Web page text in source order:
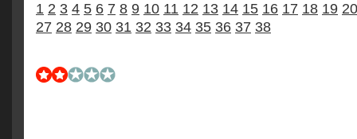
1 2 3 4 5 6 7 8 9 10 11 12 13 14 15 16 17 18 19 20
27 28 29 30 31 32 33 34 35 36 37 38